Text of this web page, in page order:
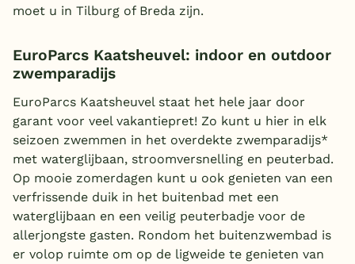
moet u in Tilburg of Breda zijn.
EuroParcs Kaatsheuvel: indoor en outdoor
zwemparadijs
EuroParcs Kaatsheuvel staat het hele jaar door
garant voor veel vakantiepret! Zo kunt u hier in elk
seizoen zwemmen in het overdekte zwemparadijs*
met waterglijbaan, stroomversnelling en peuterbad.
Op mooie zomerdagen kunt u ook genieten van een
verfrissende duik in het buitenbad met een
waterglijbaan en een veilig peuterbadje voor de
allerjongste gasten. Rondom het buitenzwembad is
er volop ruimte om op de ligweide te genieten van